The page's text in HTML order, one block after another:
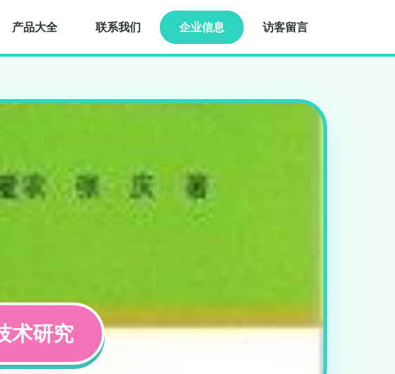
产品大全 联系我们 企业信息 访客留言
术研究